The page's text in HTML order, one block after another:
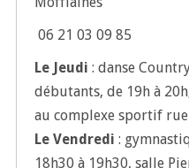
06 21 03 09 85
Le Jeudi : danse
débutants, de 19h à
au complexe sportif
Le Vendredi :
18h30 à 19h30, salle